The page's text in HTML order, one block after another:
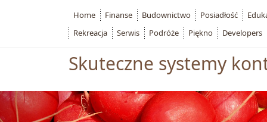
Skuteczne systemy
Home Finanse Budownictwo Posiadłość
Rekreacja
Serwis Podróże Piękno Developers